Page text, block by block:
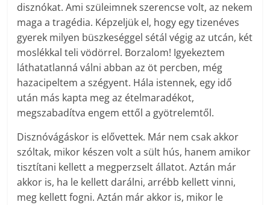
disznókat. Ami szüleimnek szerencse volt, az nekem
maga a tragédia. Képzeljük el, hogy egy tizenéves
gyerek milyen büszkeséggel sétál végig az utcán, két
moslékkal teli vödörrel. Borzalom! Igyekeztem
láthatatlanná válni abban az öt percben, még
hazacipeltem a szégyent. Hála istennek, egy idő
után más kapta meg az ételmaradékot,
megszabadítva engem ettől a gyötrelemtől.
Disznóvágáskor is elővettek. Már nem csak akkor
szóltak, mikor készen volt a sült hús, hanem amikor
tisztítani kellett a megperzselt állatot. Aztán már
akkor is, ha le kellett darálni, arrébb kellett vinni,
meg kellett fogni. Aztán már akkor is, mikor le